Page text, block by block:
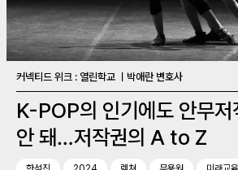
커넥티드 위크 : 열린학교 ㅣ박애란 변호사
K-POP의 인기에도 안무저
안 돼…저작권의 A to Z